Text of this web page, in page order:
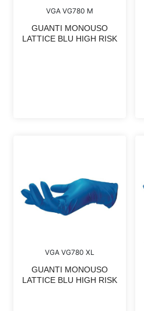
VGA VG780 M
GUANTI MONOUSO
LATTICE BLU HIGH RISK
VGA VG780 XL
GUANTI MONOUSO
LATTICE BLU HIGH RISK